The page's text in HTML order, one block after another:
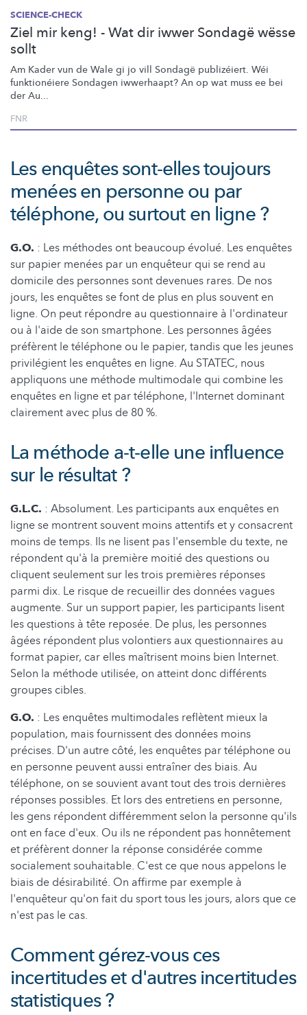
SCIENCE-CHECK
Ziel mir keng! - Wat dir iwwer Sondagë wësse
sollt
Am Kader vun de Wale gi jo vill Sondagë publizéiert. Wéi
funktionéiere Sondagen iwwerhaapt? An op wat muss ee bei
der Au...
FNR
Les enquêtes sont-elles toujours
menées en personne ou par
téléphone, ou surtout en ligne ?
G.O. : Les méthodes ont beaucoup évolué. Les enquêtes
sur papier menées par un enquêteur qui se rend au
domicile des personnes sont devenues rares. De nos
jours, les enquêtes se font de plus en plus souvent en
ligne. On peut répondre au questionnaire à l'ordinateur
ou à l'aide de son smartphone. Les personnes âgées
préfèrent le téléphone ou le papier, tandis que les jeunes
privilégient les enquêtes en ligne. Au STATEC, nous
appliquons une méthode multimodale qui combine les
enquêtes en ligne et par téléphone, l'Internet dominant
clairement avec plus de 80 %.
La méthode a-t-elle une influence
sur le résultat ?
G.L.C. : Absolument. Les participants aux enquêtes en
ligne se montrent souvent moins attentifs et y consacrent
moins de temps. Ils ne lisent pas l'ensemble du texte, ne
répondent qu'à la première moitié des questions ou
cliquent seulement sur les trois premières réponses
parmi dix. Le risque de recueillir des données vagues
augmente. Sur un support papier, les participants lisent
les questions à tête reposée. De plus, les personnes
âgées répondent plus volontiers aux questionnaires au
format papier, car elles maîtrisent moins bien Internet.
Selon la méthode utilisée, on atteint donc différents
groupes cibles.
G.O. : Les enquêtes multimodales reflètent mieux la
population, mais fournissent des données moins
précises. D'un autre côté, les enquêtes par téléphone ou
en personne peuvent aussi entraîner des biais. Au
téléphone, on se souvient avant tout des trois dernières
réponses possibles. Et lors des entretiens en personne,
les gens répondent différemment selon la personne qu'ils
ont en face d'eux. Ou ils ne répondent pas honnêtement
et préfèrent donner la réponse considérée comme
socialement souhaitable. C'est ce que nous appelons le
biais de désirabilité. On affirme par exemple à
l'enquêteur qu'on fait du sport tous les jours, alors que ce
n'est pas le cas.
Comment gérez-vous ces
incertitudes et d'autres incertitudes
statistiques ?